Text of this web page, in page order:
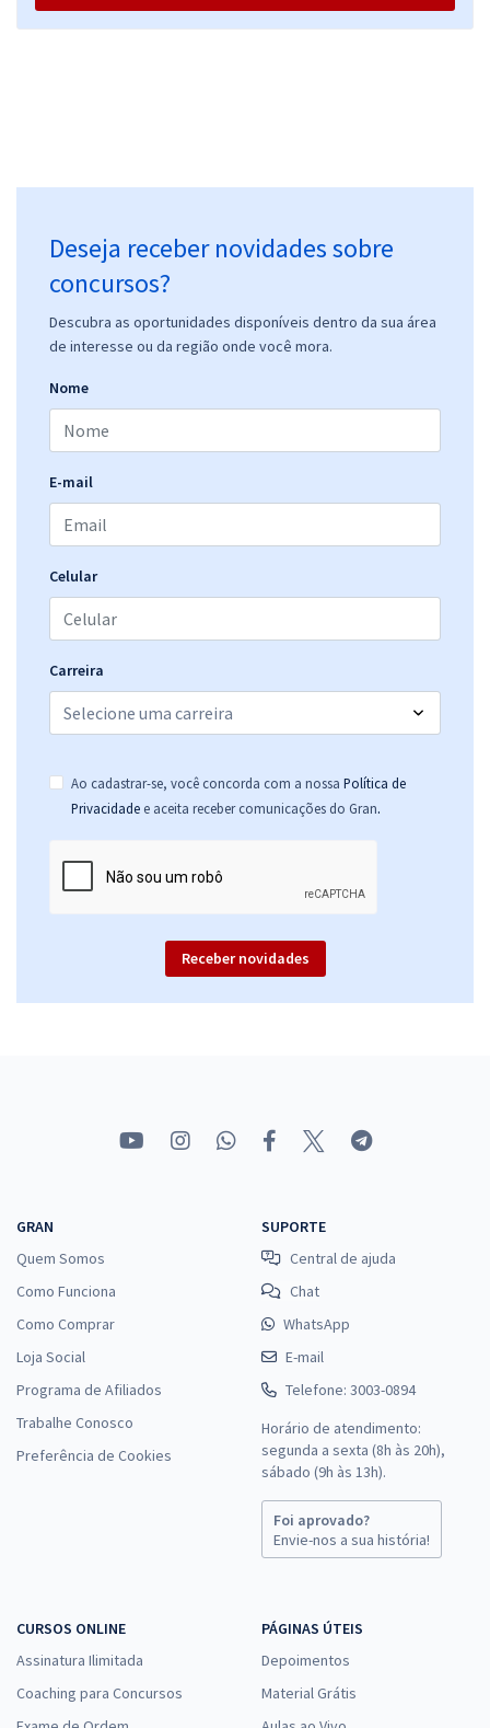
Deseja receber novidades sobre
concursos?
Descubra as oportunidades disponíveis dentro da sua área
de interesse ou da região onde você mora.
Nome
E-mail
Celular
Carreira
Ao cadastrar-se, você concorda com a nossa Política de
Privacidade e aceita receber comunicações do Gran.
Receber novidades
GRAN
Quem Somos
Como Funciona
Como Comprar
Loja Social
Programa de Afiliados
Trabalhe Conosco
Preferência de Cookies
SUPORTE
Central de ajuda
Chat
WhatsApp
E-mail
Telefone: 3003-0894
Horário de atendimento:
segunda a sexta (8h às 20h),
sábado (9h às 13h).
Foi aprovado?
Envie-nos a sua história!
CURSOS ONLINE
Assinatura Ilimitada
Coaching para Concursos
PÁGINAS ÚTEIS
Depoimentos
Material Grátis